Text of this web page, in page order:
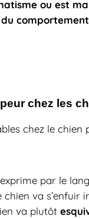
ou est
chez les
chez le chien
par le
va
va plutôt